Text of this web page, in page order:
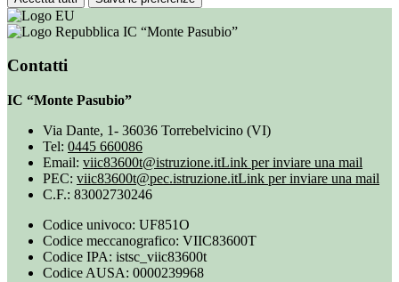
IC “Monte Pasubio”
Contatti
IC “Monte Pasubio”
Via Dante, 1- 36036 Torrebelvicino (VI)
Tel: 0445 660086
Email: viic83600t@istruzione.itLink per inviare una mail
PEC: viic83600t@pec.istruzione.itLink per inviare una mail
C.F.: 83002730246
Codice univoco: UF851O
Codice meccanografico: VIIC83600T
Codice IPA: istsc_viic83600t
Codice AUSA: 0000239968